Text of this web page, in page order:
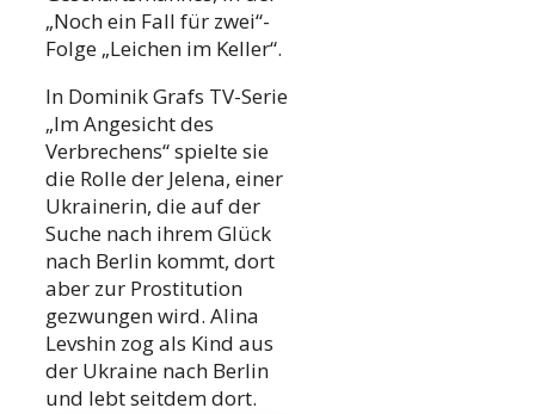
„Noch ein Fall für zwei“-
Folge „Leichen im Keller“.
In Dominik Grafs TV-Serie
„Im Angesicht des
Verbrechens“ spielte sie
die Rolle der Jelena, einer
Ukrainerin, die auf der
Suche nach ihrem Glück
nach Berlin kommt, dort
aber zur Prostitution
gezwungen wird. Alina
Levshin zog als Kind aus
der Ukraine nach Berlin
und lebt seitdem dort.